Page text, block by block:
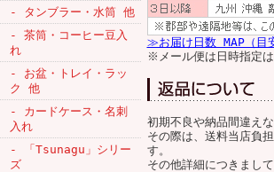
- タンブラー・水筒 他
- 茶筒・コーヒー豆入
れ
- お盆・トレイ・ラッ
ク 他
- カードケース・名刺
入れ
- 「Tsunagu」シリー
ズ
≫お届け日数 MAP（目
※メール便は日時指定は
初期不良や納品間違え
その際は、送料当店負
す。
その他詳細につきまし